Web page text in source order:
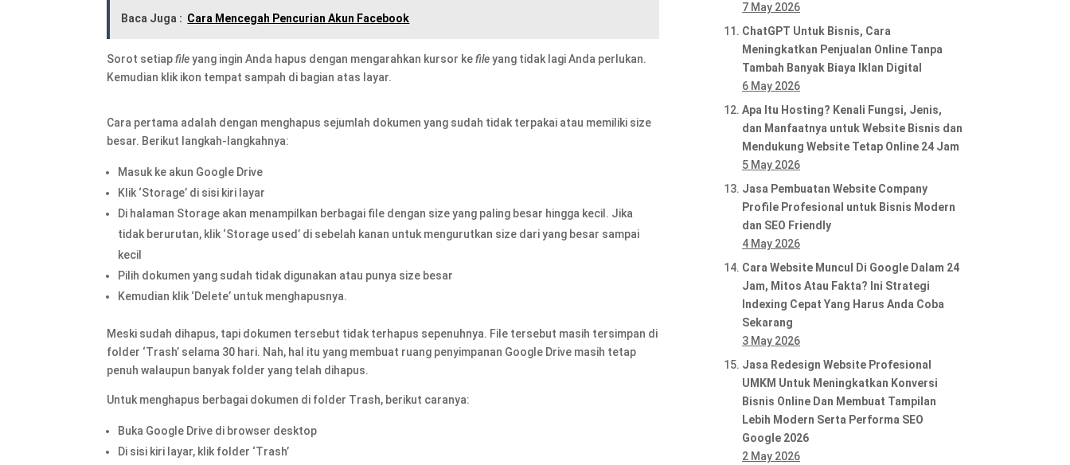
Baca Juga : Cara Mencegah Pencurian Akun Facebook
Sorot setiapfileyang ingin Anda hapus dengan mengarahkan kursor kefileyang tidak lagi Anda perlukan.
Kemudian klik ikon tempat sampah di bagian atas layar.
Cara pertama adalah dengan menghapus sejumlah dokumen yang sudah tidak terpakai atau memiliki size
besar. Berikut langkah-langkahnya:
Masuk ke akun Google Drive
Klik ‘Storage’ di sisi kiri layar
Di halaman Storage akan menampilkan berbagai file dengan size yang paling besar hingga kecil. Jika
tidak berurutan, klik ‘Storage used’ di sebelah kanan untuk mengurutkan size dari yang besar sampai
kecil
Pilih dokumen yang sudah tidak digunakan atau punya size besar
Kemudian klik ‘Delete’ untuk menghapusnya.
Meski sudah dihapus, tapi dokumen tersebut tidak terhapus sepenuhnya. File tersebut masih tersimpan di
folder ‘Trash’ selama 30 hari. Nah, hal itu yang membuat ruang penyimpanan Google Drive masih tetap
penuh walaupun banyak folder yang telah dihapus.
Untuk menghapus berbagai dokumen di folder Trash, berikut caranya:
Buka Google Drive di browser desktop
Di sisi kiri layar, klik folder ‘Trash’
7 May 2026
ChatGPT Untuk Bisnis, Cara
Meningkatkan Penjualan Online Tanpa
Tambah Banyak Biaya Iklan Digital
6 May 2026
Apa Itu Hosting? Kenali Fungsi, Jenis,
dan Manfaatnya untuk Website Bisnis dan
Mendukung Website Tetap Online 24 Jam
5 May 2026
Jasa Pembuatan Website Company
Profile Profesional untuk Bisnis Modern
dan SEO Friendly
4 May 2026
Cara Website Muncul Di Google Dalam 24
Jam, Mitos Atau Fakta? Ini Strategi
Indexing Cepat Yang Harus Anda Coba
Sekarang
3 May 2026
Jasa Redesign Website Profesional
UMKM Untuk Meningkatkan Konversi
Bisnis Online Dan Membuat Tampilan
Lebih Modern Serta Performa SEO
Google 2026
2 May 2026